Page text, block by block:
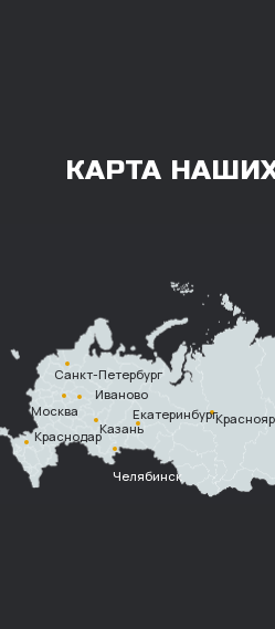
Безналичный
расчет с НДС
Перевод
на расчетный счет
постоплата (отсрочка
платежа).